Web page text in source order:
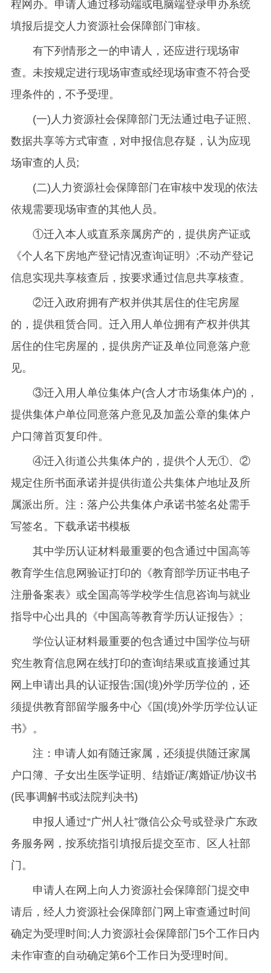
程网办。申请人通过移动端或电脑端登录申办系统
填报后提交人力资源社会保障部门审核。
有下列情形之一的申请人，还应进行现场审
查。未按规定进行现场审查或经现场审查不符合受
理条件的，不予受理。
(一)人力资源社会保障部门无法通过电子证照、
数据共享等方式审查，对申报信息存疑，认为应现
场审查的人员;
(二)人力资源社会保障部门在审核中发现的依法
依规需要现场审查的其他人员。
①迁入本人或直系亲属房产的，提供房产证或
《个人名下房地产登记情况查询证明》;不动产登记
信息实现共享核查后，按要求通过信息共享核查。
②迁入政府拥有产权并供其居住的住宅房屋
的，提供租赁合同。迁入用人单位拥有产权并供其
居住的住宅房屋的，提供房产证及单位同意落户意
见。
③迁入用人单位集体户(含人才市场集体户)的，
提供集体户单位同意落户意见及加盖公章的集体户
户口簿首页复印件。
④迁入街道公共集体户的，提供个人无①、②
规定住所书面承诺并提供街道公共集体户地址及所
属派出所。注：落户公共集体户承诺书签名处需手
写签名。下载承诺书模板
其中学历认证材料最重要的包含通过中国高等
教育学生信息网验证打印的《教育部学历证书电子
注册备案表》或全国高等学校学生信息咨询与就业
指导中心出具的《中国高等教育学历认证报告》;
学位认证材料最重要的包含通过中国学位与研
究生教育信息网在线打印的查询结果或直接通过其
网上申请出具的认证报告;国(境)外学历学位的，还
须提供教育部留学服务中心《国(境)外学历学位认证
书》。
注：申请人如有随迁家属，还须提供随迁家属
户口簿、子女出生医学证明、结婚证/离婚证/协议书
(民事调解书或法院判决书)
申报人通过“广州人社”微信公众号或登录广东政
务服务网，按系统指引填报后提交至市、区人社部
门。
申请人在网上向人力资源社会保障部门提交申
请后，经人力资源社会保障部门网上审查通过时间
确定为受理时间;人力资源社会保障部门5个工作日内
未作审查的自动确定第6个工作日为受理时间。